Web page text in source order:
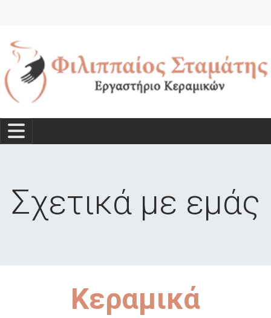
Σχετικά με εμάς
Κεραμικά